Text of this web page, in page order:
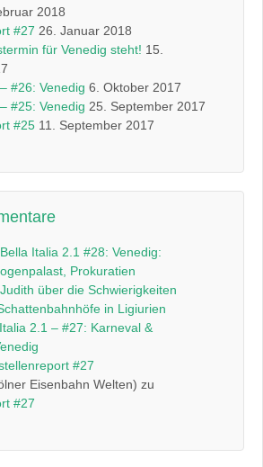
2018
#27 26. Januar 2018
für Venedig steht! 15.
#26: Venedig 6. Oktober 2017
#25: Venedig 25. September 2017
#25 11. September 2017
Bella Italia 2.1 #28: Venedig:
Prokuratien
Judith über die Schwierigkeiten
in Ligiurien
2.1 – #27: Karneval &
#27
Eisenbahn Welten) zu
#27